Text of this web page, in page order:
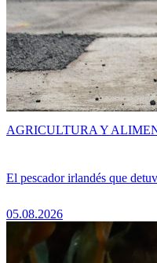
El pescador irlandés que
05.08.2026
AGRICULTURA Y